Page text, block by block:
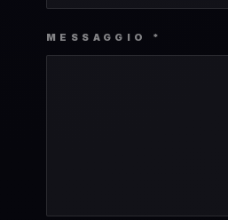
MESSAGGIO *